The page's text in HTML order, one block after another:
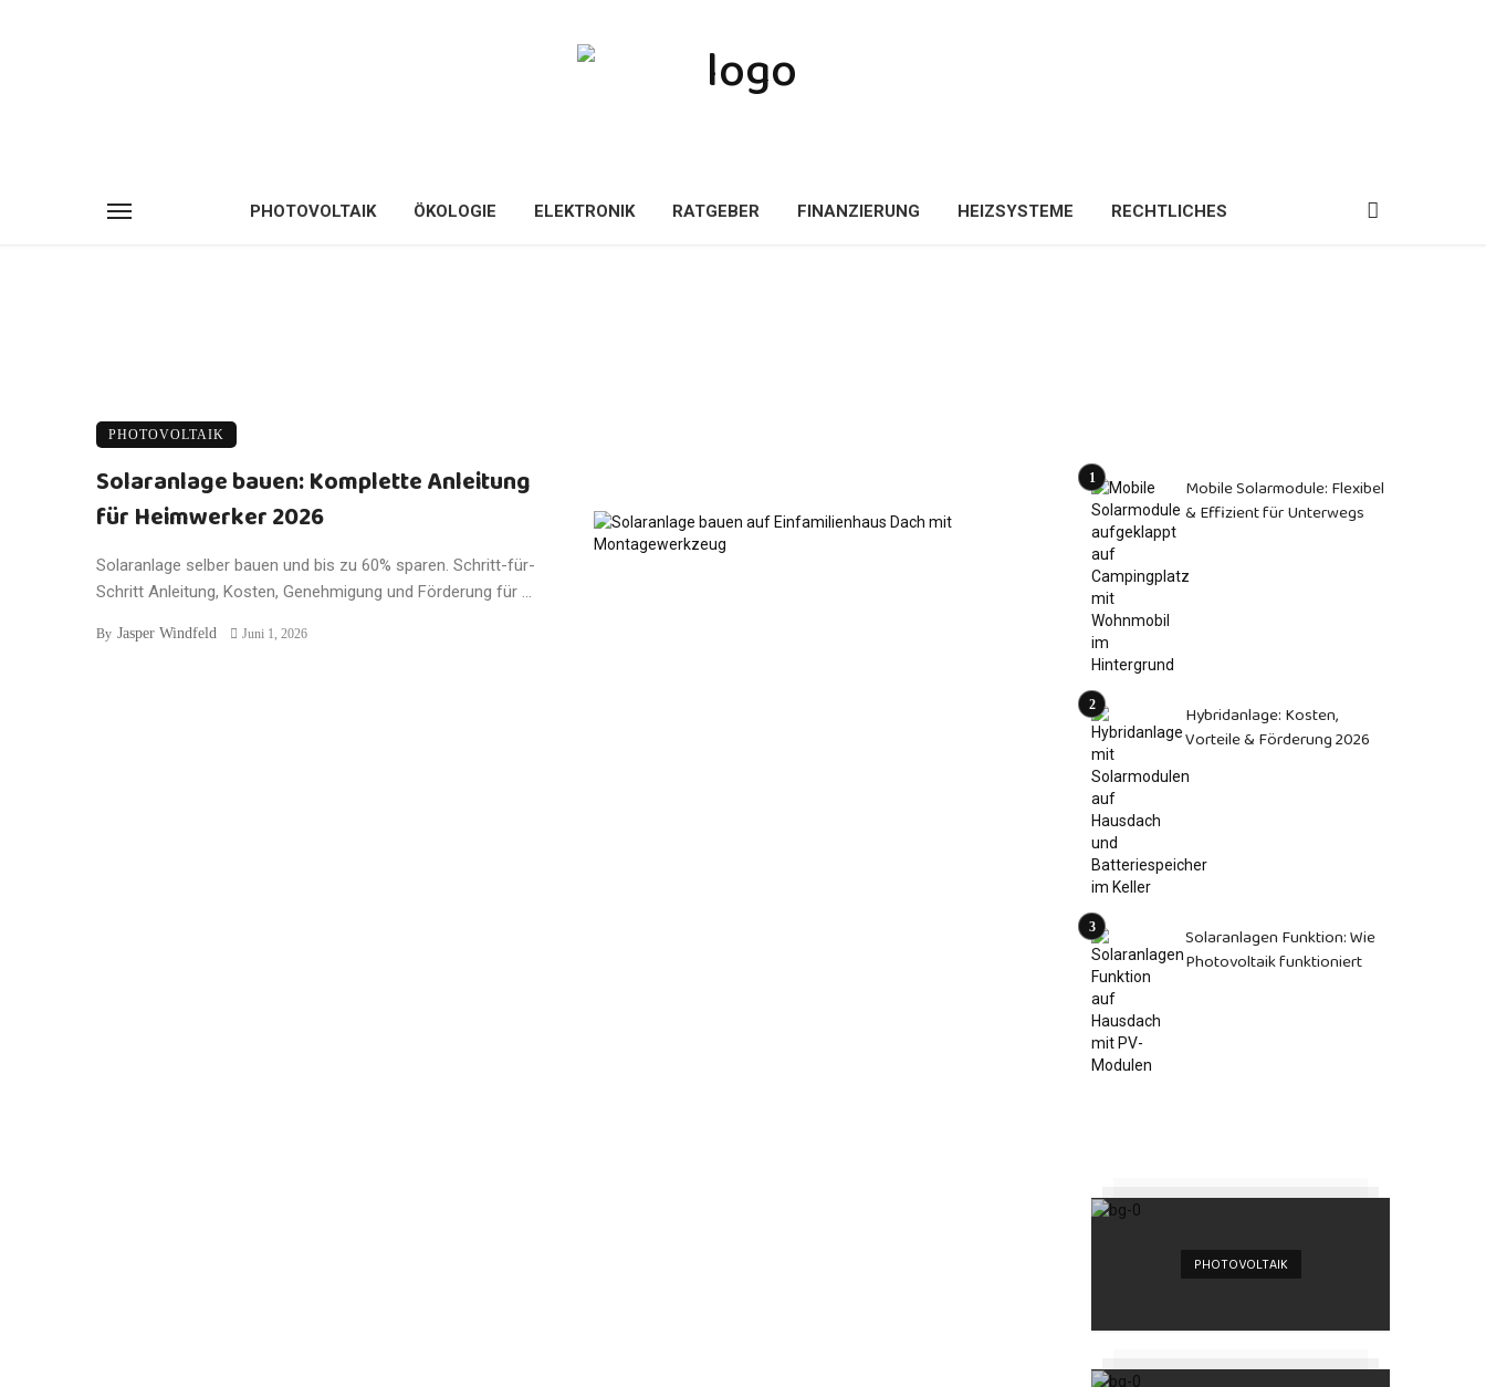
PHOTOVOLTAIK ÖKOLOGIE ELEKTRONIK RATGEBER FINANZIERUNG HEIZSYSTEME RECHTLICHES
PHOTOVOLTAIK
Solaranlage bauen: Komplette Anleitung
für Heimwerker 2026
Solaranlage selber bauen und bis zu 60% sparen. Schritt-für-
Schritt Anleitung, Kosten, Genehmigung und Förderung für ...
By Jasper Windfeld Juni 1, 2026
Mobile Solarmodule: Flexibel
& Effizient für Unterwegs
Hybridanlage: Kosten,
Vorteile & Förderung 2026
Solaranlagen Funktion: Wie
Photovoltaik funktioniert
PHOTOVOLTAIK